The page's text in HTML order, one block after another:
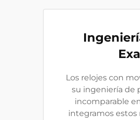
Los relojes con
su ingeniería de
incomparable
integramos